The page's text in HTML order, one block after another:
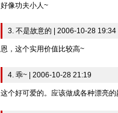
好像功夫小人~
3. 不是故意的 | 2006-10-28 19:34
恩，这个实用价值比较高~
4. 乖~ | 2006-10-28 21:19
这个好可爱的。应该做成各种漂亮的